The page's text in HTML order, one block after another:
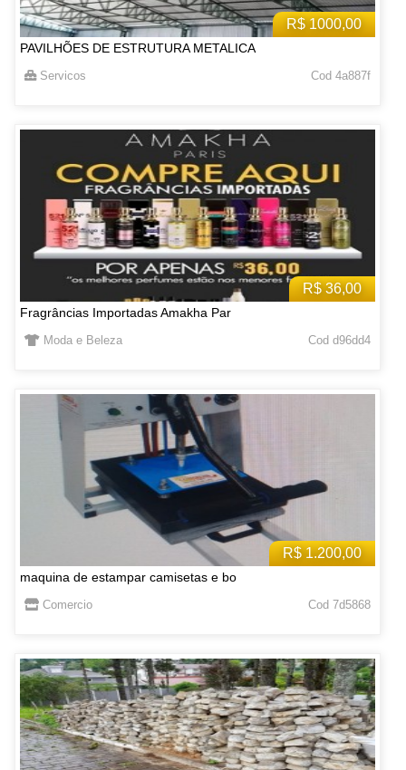
R$ 1000,00
PAVILHÕES DE ESTRUTURA METALICA
Servicos Cod 4a887f
R$ 36,00
Fragrâncias Importadas Amakha Par
Moda e Beleza Cod d96dd4
R$ 1.200,00
maquina de estampar camisetas e bo
Comercio Cod 7d5868